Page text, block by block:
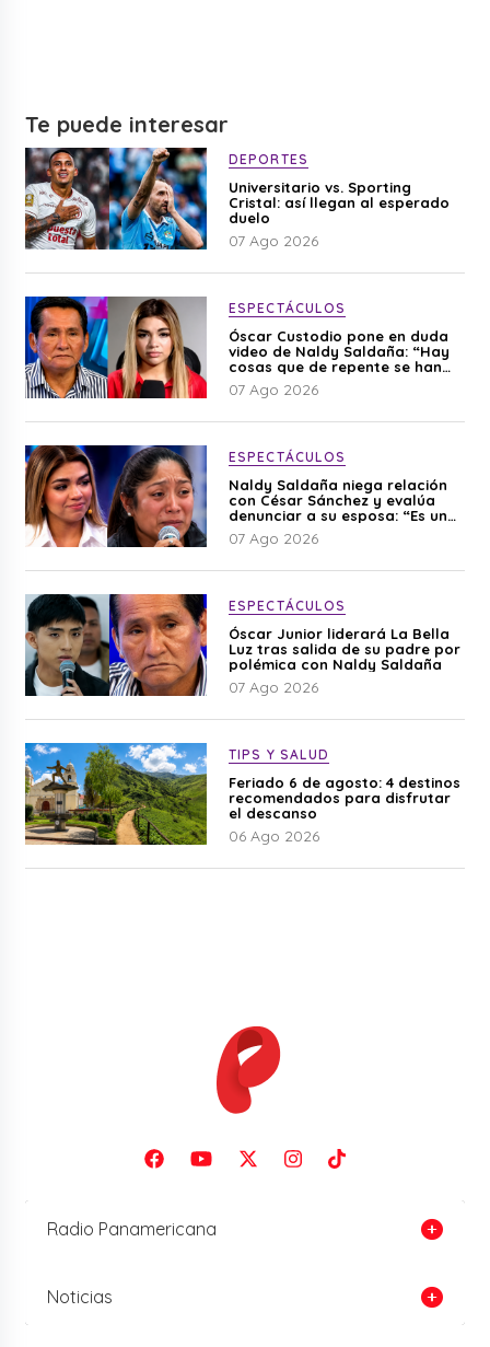
Te puede interesar
DEPORTES
Universitario vs. Sporting
Cristal: así llegan al esperado
duelo
07 Ago 2026
ESPECTÁCULOS
Óscar Custodio pone en duda
video de Naldy Saldaña: “Hay
cosas que de repente se han
editado”
07 Ago 2026
ESPECTÁCULOS
Naldy Saldaña niega relación
con César Sánchez y evalúa
denunciar a su esposa: “Es una
difamación”
07 Ago 2026
ESPECTÁCULOS
Óscar Junior liderará La Bella
Luz tras salida de su padre por
polémica con Naldy Saldaña
07 Ago 2026
TIPS Y SALUD
Feriado 6 de agosto: 4 destinos
recomendados para disfrutar
el descanso
06 Ago 2026
Radio Panamericana
Noticias